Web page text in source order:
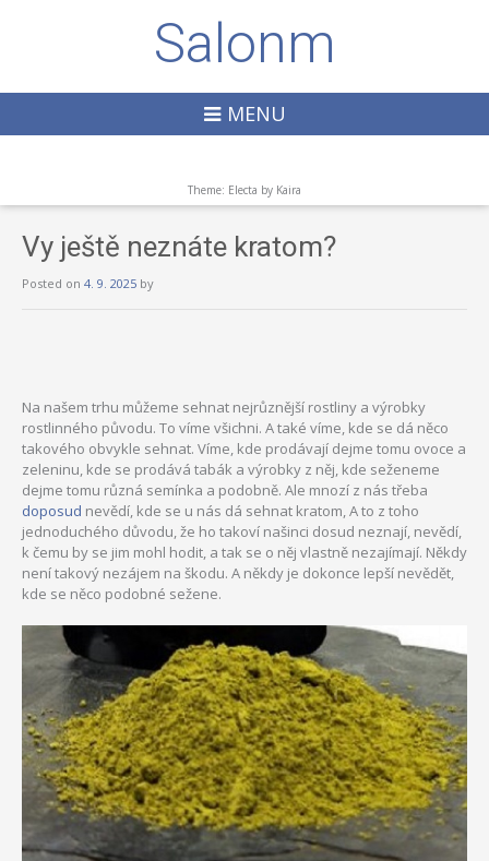
Salonm
MENU
Theme: Electa by Kaira
Vy ještě neznáte kratom?
Posted on 4. 9. 2025 by
Na našem trhu můžeme sehnat nejrůznější rostliny a výrobky
rostlinného původu. To víme všichni. A také víme, kde se dá něco
takového obvykle sehnat. Víme, kde prodávají dejme tomu ovoce a
zeleninu, kde se prodává tabák a výrobky z něj, kde seženeme
dejme tomu různá semínka a podobně. Ale mnozí z nás třeba
doposud nevědí, kde se u nás dá sehnat kratom, A to z toho
jednoduchého důvodu, že ho takoví našinci dosud neznají, nevědí,
k čemu by se jim mohl hodit, a tak se o něj vlastně nezajímají. Někdy
není takový nezájem na škodu. A někdy je dokonce lepší nevědět,
kde se něco podobné sežene.